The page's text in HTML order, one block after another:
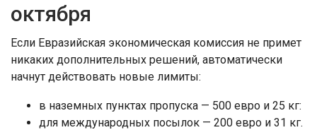
октября
Если Евразийская экономическая комиссия не примет
никаких дополнительных решений, автоматически
начнут действовать новые лимиты:
в наземных пунктах пропуска — 500 евро и 25 кг:
для международных посылок — 200 евро и 31 кг.